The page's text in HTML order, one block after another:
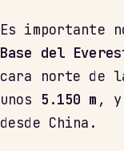
Es importante
Base del
cara norte de
unos 5.150 m , y
desde China.